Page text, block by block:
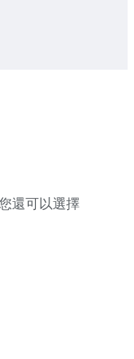
還可以選擇